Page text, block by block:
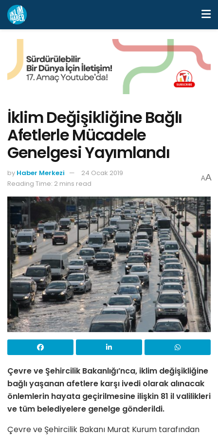
İklim Değişikliğine Bağlı
Afetlerle Mücadele
Genelgesi Yayımlandı
by Haber Merkezi
24 Ocak 2019
Reading Time: 2 mins read
AA
Çevre ve Şehircilik Bakanlığı’nca, iklim değişikliğine
bağlı yaşanan afetlere karşı ivedi olarak alınacak
önlemlerin hayata geçirilmesine ilişkin 81 il valilikleri
ve tüm belediyelere genelge gönderildi.
Çevre ve Şehircilik Bakanı Murat Kurum tarafından